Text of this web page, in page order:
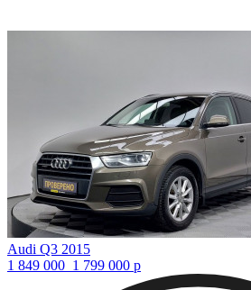
Audi Q3 2015
1 849 000 1 799 000 р